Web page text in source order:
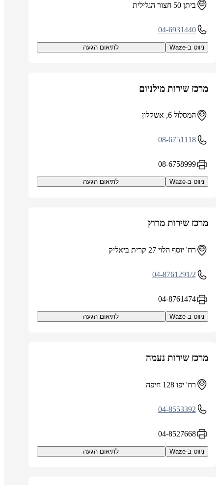
ביתן 50 חצור הגלילית
04-6931440
ניווט ב-Waze לתיאום הגעה
מרכז שירות מילניום
המסלול 6, אשקלון
08-6751118
08-6758999
ניווט ב-Waze לתיאום הגעה
מרכז שירות מרוץ
רח' יוסף הלוי 27 קרית ביאליק
04-8761291/2
04-8761474
ניווט ב-Waze לתיאום הגעה
מרכז שירות נעמה
רח' יפו 128 חיפה
04-8553392
04-8527668
ניווט ב-Waze לתיאום הגעה